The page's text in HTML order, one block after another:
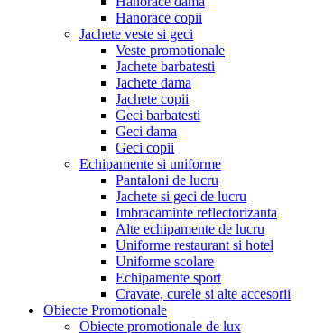
Hanorace copii
Jachete veste si geci
Veste promotionale
Jachete barbatesti
Jachete dama
Jachete copii
Geci barbatesti
Geci dama
Geci copii
Echipamente si uniforme
Pantaloni de lucru
Jachete si geci de lucru
Imbracaminte reflectorizanta
Alte echipamente de lucru
Uniforme restaurant si hotel
Uniforme scolare
Echipamente sport
Cravate, curele si alte accesorii
Obiecte Promotionale
Obiecte promotionale de lux